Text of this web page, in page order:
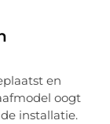
en
oogt
installatie.